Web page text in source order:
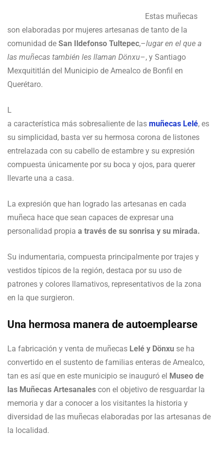
Estas muñecas
son elaboradas por mujeres artesanas de tanto de la
comunidad de San Ildefonso Tultepec,–lugar en el que a
las muñecas también les llaman Dönxu–, y Santiago
Mexquititlán del Municipio de Amealco de Bonfil en
Querétaro.
L
a característica más sobresaliente de las muñecas Lelé, es
su simplicidad, basta ver su hermosa corona de listones
entrelazada con su cabello de estambre y su expresión
compuesta únicamente por su boca y ojos, para querer
llevarte una a casa.
La expresión que han logrado las artesanas en cada
muñeca hace que sean capaces de expresar una
personalidad propia a través de su sonrisa y su mirada.
Su indumentaria, compuesta principalmente por trajes y
vestidos típicos de la región, destaca por su uso de
patrones y colores llamativos, representativos de la zona
en la que surgieron.
Una hermosa manera de autoemplearse
La fabricación y venta de muñecas Lelé y Dönxu se ha
convertido en el sustento de familias enteras de Amealco,
tan es así que en este municipio se inauguró el Museo de
las Muñecas Artesanales con el objetivo de resguardar la
memoria y dar a conocer a los visitantes la historia y
diversidad de las muñecas elaboradas por las artesanas de
la localidad.